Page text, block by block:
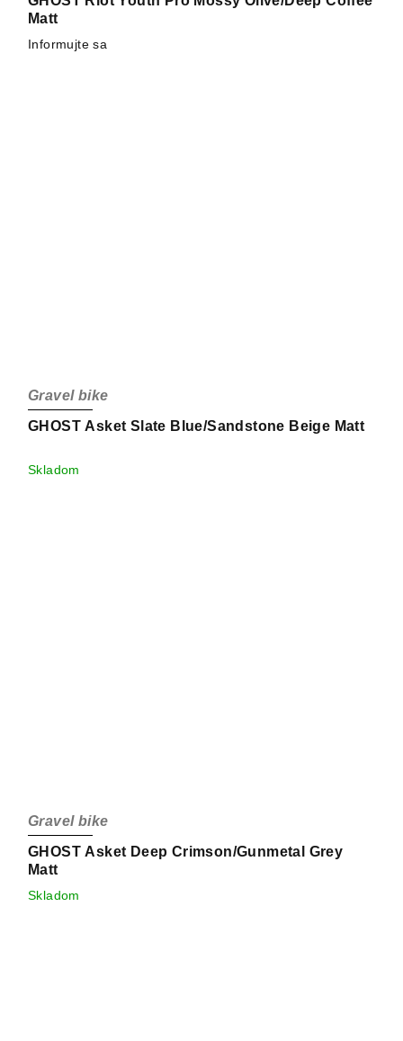
Matt
Informujte sa
GHOST Asket Slate Blue/Sandstone Beige Matt
Gravel bike
Skladom
GHOST Asket Deep Crimson/Gunmetal Grey
Matt
Gravel bike
Skladom